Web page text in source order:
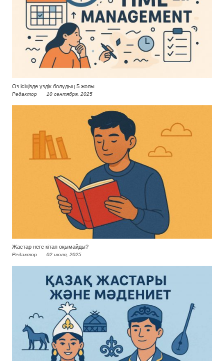
Өз ісіңізде үздік болудың 5 жолы
Редактор 10 сентября, 2025
Жастар неге кітап оқымайды?
Редактор 02 июля, 2025